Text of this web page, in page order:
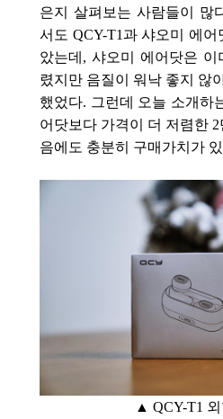
은지 살펴보는 사람들이 많
서도 QCY-T1과 샤오미 에
았는데, 샤오미 에어닷은
렸지만 음질이 워낙 좋지 않
했었다. 그런데 오늘 소개하
어닷보다 가격이 더 저렴한
음에도 충분히 구매가치가
▲ QCY-T1